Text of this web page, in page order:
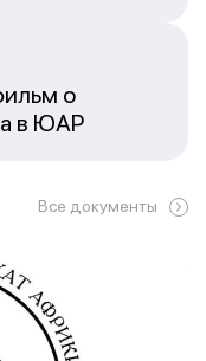
о
в ЮАР
Все документы